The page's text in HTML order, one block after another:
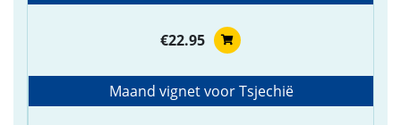
€22.95
Maand vignet voor Tsjechië